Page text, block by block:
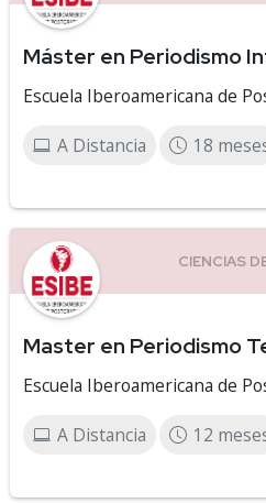
Máster en Periodismo
Escuela Iberoamericana de
A Distancia 18
Master en Periodismo
Escuela Iberoamericana de
A Distancia 12